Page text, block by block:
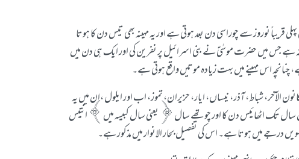
قریباً نوروز سے چوراسی دن بعد ہوتی ہے اور یہ مہینہ بھی تیس دن کا ہوتا
ہے جس میں حضرت موسٰیؑ نے بنی اسرائیل پر نفرین کی اور ایک ہی دن میں
اس مہینے میں بہت زیادہ موتیں واقع ہوتی ہے۔
الآخر، شباط، آذر، نیساں، ایار، حزیران، تموز، اب اور ایلول ،ان میں یہ
سال تک اٹھائیس دن کا اور چوتھے سال ﴿یعنی سال کبیسہ میں﴾ انتیس